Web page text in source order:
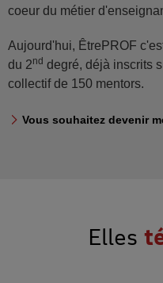
coeur du métier
Aujourd'hui, ÊtrePROF
du 2nd degré, déjà inscrits
collectif de 150 mentors.
Vous souhaitez devenir
Elles